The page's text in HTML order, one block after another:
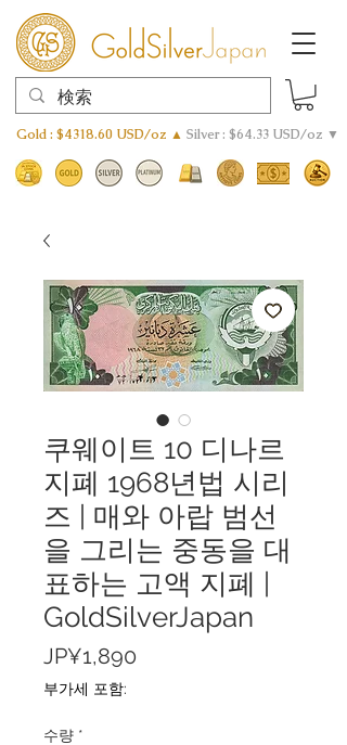
Gold : $4318.60 USD/oz ▲ Silver : $64.33 USD/oz ▼
쿠웨이트 10 디나르
지폐 1968년법 시리
즈 | 매와 아랍 범선
을 그리는 중동을 대
표하는 고액 지폐 |
GoldSilverJapan
JP¥1,890
부가세 포함:
수량 *